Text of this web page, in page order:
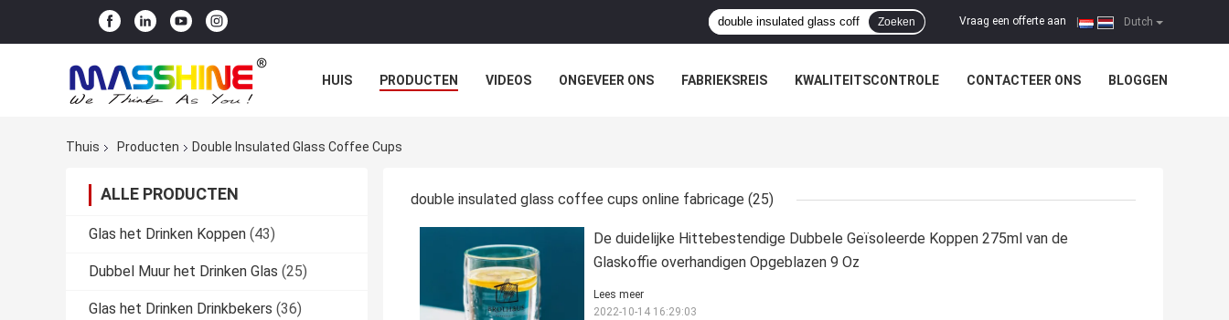
Dutch
Vraag een offerte aan
Zoeken
HUIS PRODUCTEN VIDEOS ONGEVEER ONS FABRIEKSREIS KWALITEITSCONTROLE CONTACTEER ONS BLOGGEN
Thuis Producten Double Insulated Glass Coffee Cups
ALLE PRODUCTEN
Glas het Drinken Koppen (43)
Dubbel Muur het Drinken Glas (25)
Glas het Drinken Drinkbekers (36)
double insulated glass coffee cups online fabricage (25)
De duidelijke Hittebestendige Dubbele Geïsoleerde Koppen 275ml van de
Glaskoffie overhandigen Opgeblazen 9 Oz
Lees meer
2022-10-14 16:29:03